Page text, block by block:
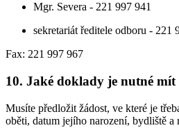
Mgr. Severa - 221 997 941
sekretariát ředitele odboru - 221
Fax: 221 997 967
10. Jaké doklady je nutné mít
Musíte předložit žádost, ve které je
oběti, datum jejího narození, bydliště